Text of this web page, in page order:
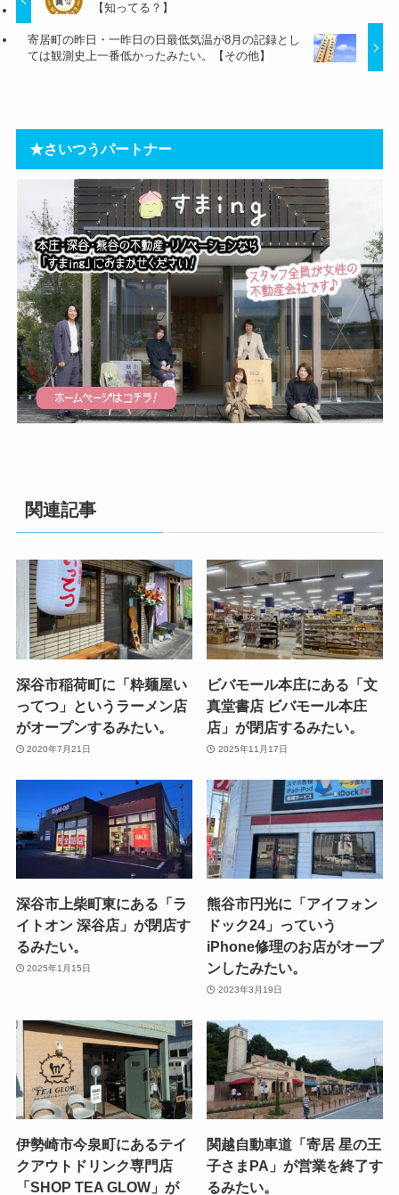
【知ってる？】
寄居町の昨日・一昨日の日最低気温が8月の記録とし
ては観測史上一番低かったみたい。【その他】
★さいつうパートナー
関連記事
深谷市稲荷町に「粋麺屋い
ってつ」というラーメン店
がオープンするみたい。
2020年7月21日
ビバモール本庄にある「文
真堂書店 ビバモール本庄
店」が閉店するみたい。
2025年11月17日
深谷市上柴町東にある「ラ
イトオン 深谷店」が閉店す
るみたい。
2025年1月15日
熊谷市円光に「アイフォン
ドック24」っていう
iPhone修理のお店がオープ
ンしたみたい。
2023年3月19日
伊勢崎市今泉町にあるテイ
クアウトドリンク専門店
「SHOP TEA GLOW」が
関越自動車道「寄居 星の王
子さまPA」が営業を終了す
るみたい。